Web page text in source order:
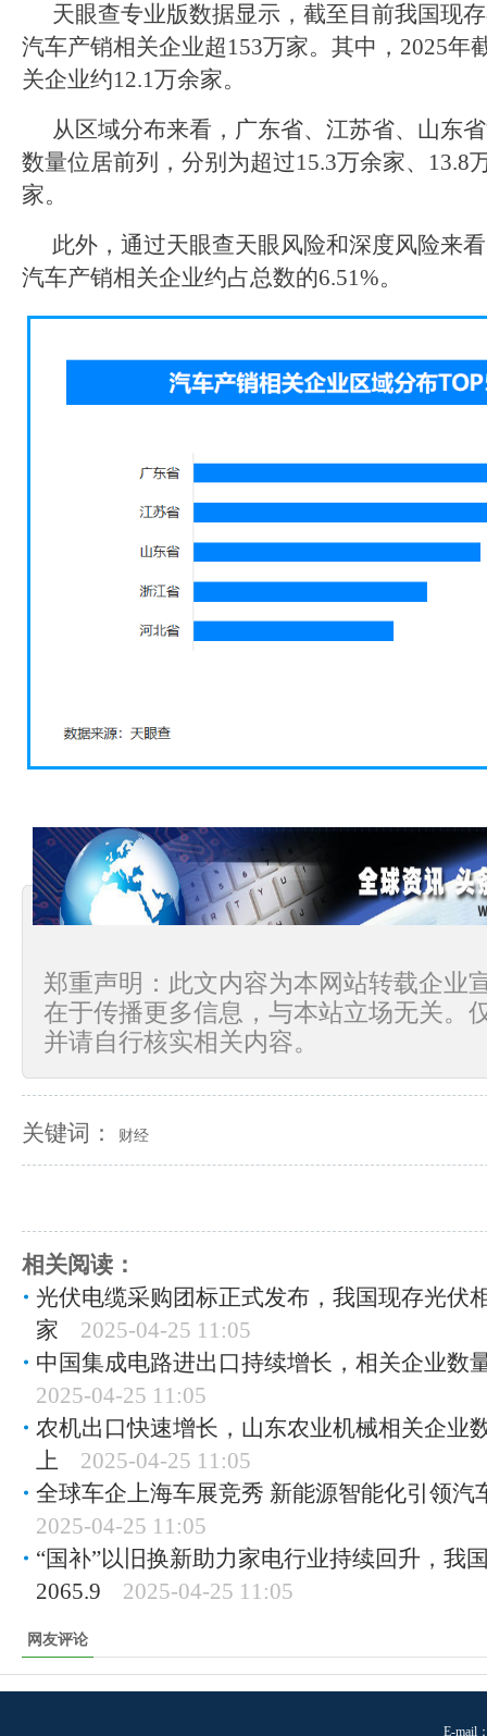
天眼查专业版数据显示，截至目前我国现
汽车产销相关企业超153万家。其中，2025年
关企业约12.1万余家。
从区域分布来看，广东省、江苏省、山东
数量位居前列，分别为超过15.3万余家、13.8
家。
此外，通过天眼查天眼风险和深度风险来
汽车产销相关企业约占总数的6.51%。
郑重声明：此文内容为本网站转载企业
在于传播更多信息，与本站立场无关。
并请自行核实相关内容。
关键词： 财经
相关阅读：
光伏电缆采购团标正式发布，我国现存光伏
家
2025-04-25 11:05
中国集成电路进出口持续增长，相关企业数
2025-04-25 11:05
农机出口快速增长，山东农业机械相关企业
上
2025-04-25 11:05
全球车企上海车展竞秀 新能源智能化引领汽
2025-04-25 11:05
“国补”以旧换新助力家电行业持续回升，我
2065.9
2025-04-25 11:05
网友评论
E-mail